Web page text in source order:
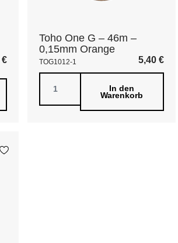
€
Toho One G – 46m –
0,15mm Orange
TOG1012-1 5,40 €
In den
Warenkorb